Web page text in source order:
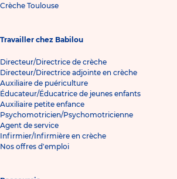
Crèche Toulouse
Travailler chez Babilou
Directeur/Directrice de crèche
Directeur/Directrice adjointe en crèche
Auxiliaire de puériculture
Éducateur/Éducatrice de jeunes enfants
Auxiliaire petite enfance
Psychomotricien/Psychomotricienne
Agent de service
Infirmier/Infirmière en crèche
Nos offres d'emploi